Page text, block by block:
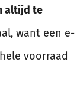
altijd te
want een e-
voorraad